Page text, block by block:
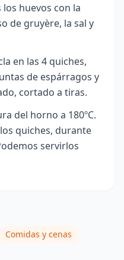
huevos con la
de gruyère, la sal y
en las 4 quiches,
de espárragos y
cortado a tiras.
del horno a 180ºC.
quiches, durante
servirlos
Comidas y cenas